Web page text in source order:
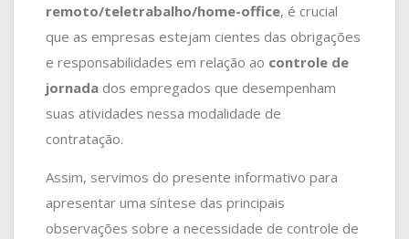
remoto/teletrabalho/home-office, é crucial
que as empresas estejam cientes das obrigações
e responsabilidades em relação ao controle de
jornada dos empregados que desempenham
suas atividades nessa modalidade de
contratação.
Assim, servimos do presente informativo para
apresentar uma síntese das principais
observações sobre a necessidade de controle de